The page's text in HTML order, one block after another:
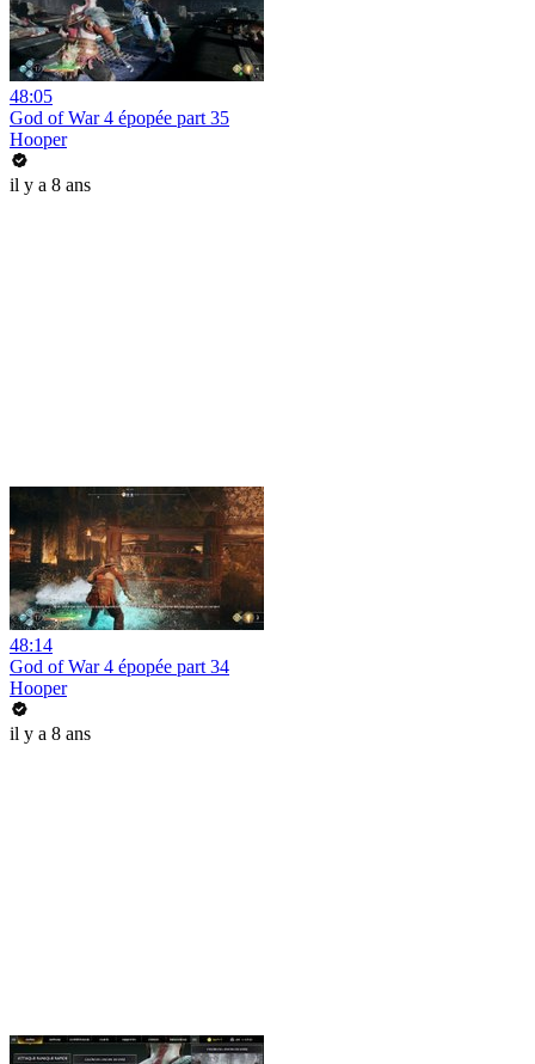
48:05
God of War 4 épopée part 35
Hooper
il y a 8 ans
48:14
God of War 4 épopée part 34
Hooper
il y a 8 ans